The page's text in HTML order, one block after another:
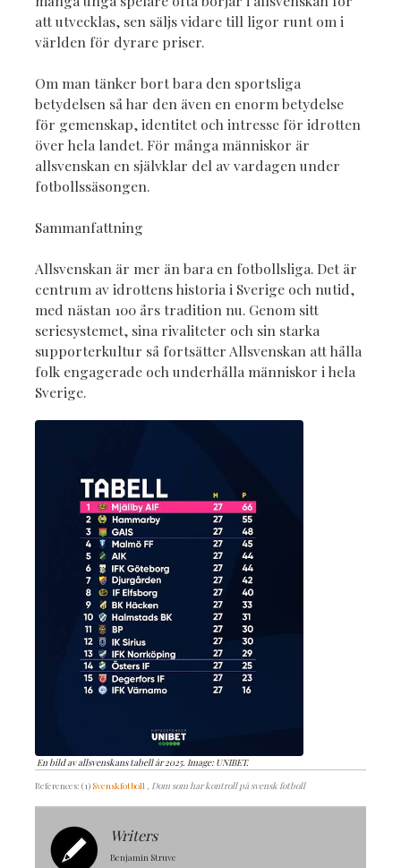
att utvecklas, sen säljs vidare till ligor runt om i
världen för dyrare priser.
Om man tänker bort bara den sportsliga
betydelsen så har den även en enorm betydelse
för gemenskap, identitet och intresse för idrotten
över hela landet. För många människor är
allsvenskan en självklar del av vardagen under
fotbollssäsongen.
Sammanfattning
Allsvenskan är mer än bara en fotbollsliga. Det är
centrum av idrottens historia i Sverige och nutid,
med nästan 100 års tradition nu. Genom sitt
seriesystemet, sina rivaliteter och sin starka
supporterkultur så fortsätter Allsvenskan att hålla
folk engagerade och underhålla människor i hela
Sverige.
En bild av allsvenskans tabell år 2025. Image: UNIBET.
References: (1) Svenskfotboll , Dom som har kontroll på svensk fotboll
Writers
Benjamin Struve